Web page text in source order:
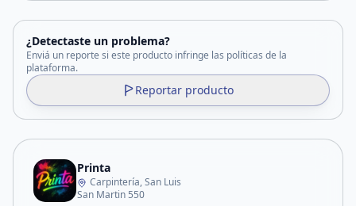
¿Detectaste un problema?
Enviá un reporte si este producto infringe las políticas de la
plataforma.
Reportar producto
Printa
Carpintería, San Luis
San Martin 550